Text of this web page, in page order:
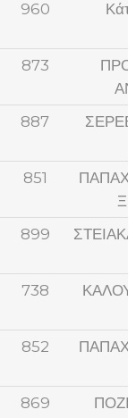
960
873
887
851
899
738
852
869